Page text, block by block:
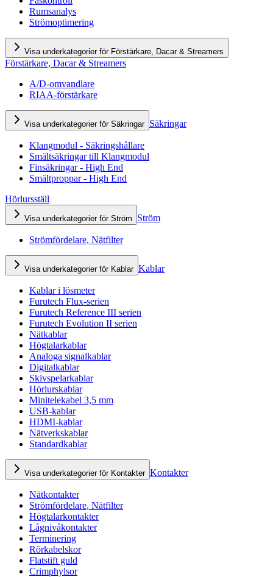
Rumsanalys
Strömoptimering
Visa underkategorier för Förstärkare, Dacar & Streamers
Förstärkare, Dacar & Streamers
A/D-omvandlare
RIAA-förstärkare
Visa underkategorier för Säkringar Säkringar
Klangmodul - Säkringshållare
Smältsäkringar till Klangmodul
Finsäkringar - High End
Smältproppar - High End
Hörlursställ
Visa underkategorier för Ström Ström
Strömfördelare, Nätfilter
Visa underkategorier för Kablar Kablar
Kablar i lösmeter
Furutech Flux-serien
Furutech Reference III serien
Furutech Evolution II serien
Nätkablar
Högtalarkablar
Analoga signalkablar
Digitalkablar
Skivspelarkablar
Hörlurskablar
Minitelekabel 3,5 mm
USB-kablar
HDMI-kablar
Nätverkskablar
Standardkablar
Visa underkategorier för Kontakter Kontakter
Nätkontakter
Strömfördelare, Nätfilter
Högtalarkontakter
Lågnivåkontakter
Terminering
Rörkabelskor
Flatstift guld
Crimphylsor